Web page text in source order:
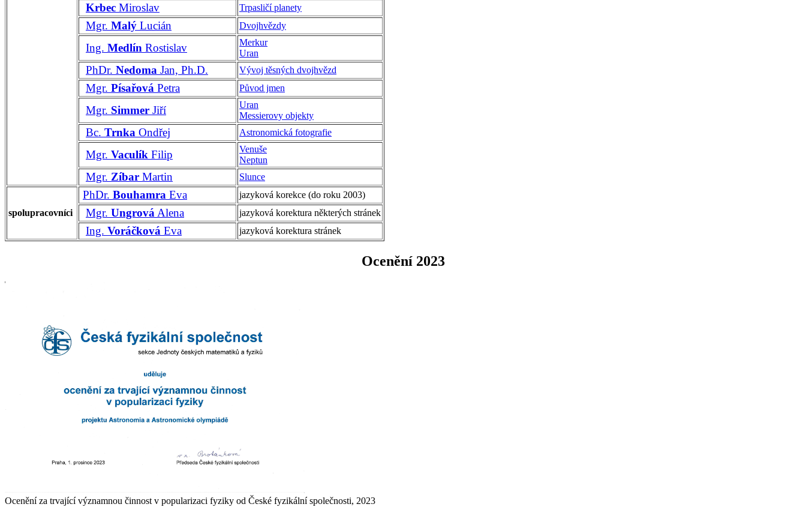
Krbec Miroslav Trpasličí planety
Mgr. Malý Lucián Dvojhvězdy
Ing. Medlín Rostislav
Merkur
Uran
PhDr. Nedoma Jan, Ph.D. Vývoj těsných dvojhvězd
Mgr. Písařová Petra Původ jmen
Mgr. Simmer Jiří
Uran
Messierovy objekty
Bc. Trnka Ondřej Astronomická fotografie
Mgr. Vaculík Filip
Venuše
Neptun
Mgr. Zíbar Martin Slunce
spolupracovníci
PhDr. Bouhamra Eva jazyková korekce (do roku 2003)
Mgr. Ungrová Alena jazyková korektura některých stránek
Ing. Voráčková Eva jazyková korektura stránek
Ocenění 2023
Ocenění za trvající významnou činnost v popularizaci fyziky od České fyzikální společnosti, 2023